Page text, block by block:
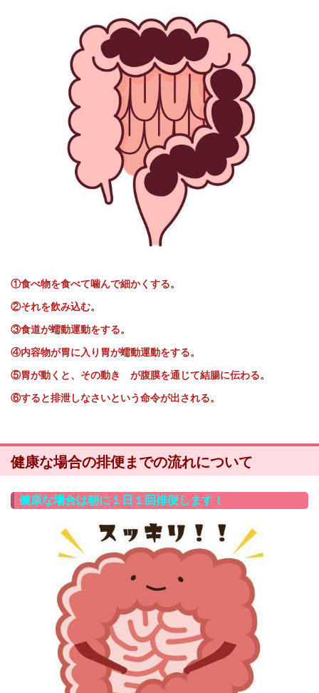
①食べ物を食べて噛んで細かくする。
②それを飲み込む。
③食道が蠕動運動をする。
④内容物が胃に入り胃が蠕動運動をする。
⑤胃が動くと、その動き が腹膜を通じて結腸に伝わる。
⑥すると排泄しなさいという命令が出される。
健康な場合の排便までの流れについて
健康な場合は朝に１日１回排便します！